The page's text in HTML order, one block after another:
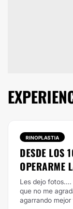
RINOPLASTIA
DESDE LOS
OPERARME
Les dejo
que no me
agarrando mejor